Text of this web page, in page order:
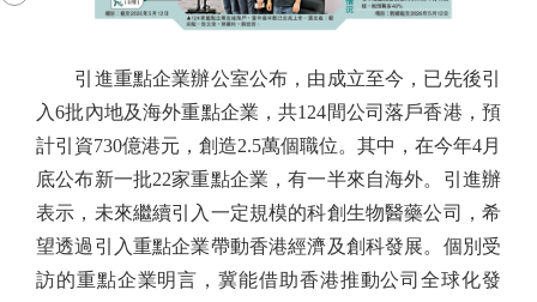
引進重點企業辦公室公布，由成立至今，已先後引
入6批內地及海外重點企業，共124間公司落戶香港，預
計引資730億港元，創造2.5萬個職位。其中，在今年4月
底公布新一批22家重點企業，有一半來自海外。引進辦
表示，未來繼續引入一定規模的科創生物醫藥公司，希
望透過引入重點企業帶動香港經濟及創科發展。個別受
訪的重點企業明言，冀能借助香港推動公司全球化發